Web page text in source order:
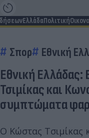
ΕλλάδαΠολιτική
Σπορ Εθνική
Εθνική
Τσιμίκας και
συμπτώματα
Ο Κώστας Τσιμίκας